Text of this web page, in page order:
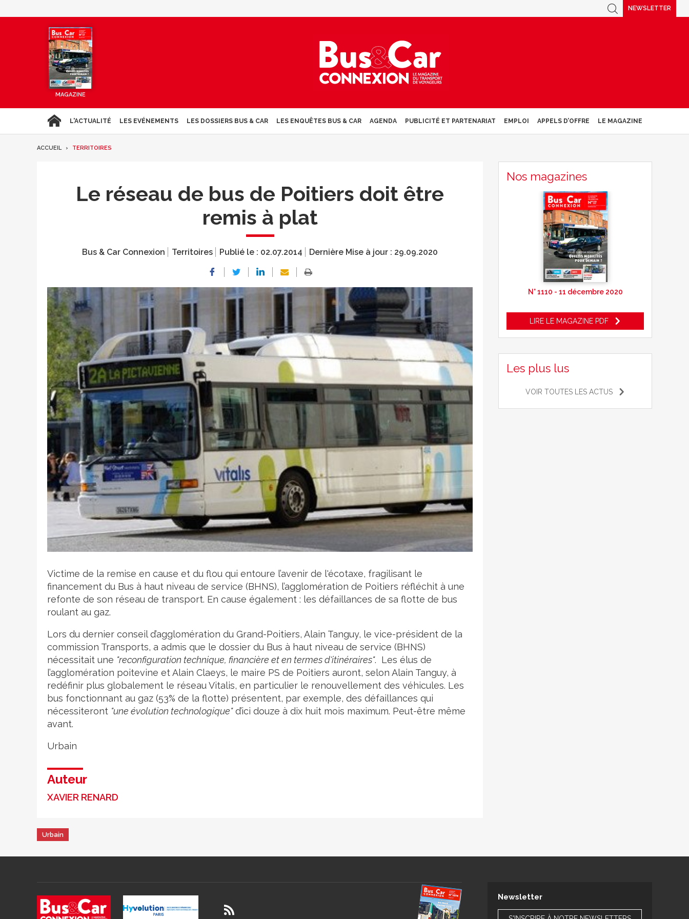
NEWSLETTER
MAGAZINE
L'ACTUALITÉ LES EVÉNEMENTS LES DOSSIERS BUS & CAR LES ENQUÊTES BUS & CAR AGENDA PUBLICITÉ ET PARTENARIAT EMPLOI APPELS D’OFFRE LE MAGAZINE
ACCUEIL TERRITOIRES
Le réseau de bus de Poitiers doit être
remis à plat
Bus & Car Connexion Territoires Publié le : 02.07.2014 Dernière Mise à jour : 29.09.2020
Crédit photo
Victime de la remise en cause et du flou qui entoure l’avenir de l'écotaxe, fragilisant le
financement du Bus à haut niveau de service (BHNS), l’agglomération de Poitiers réfléchit à une
refonte de son réseau de transport. En cause également : les défaillances de sa flotte de bus
roulant au gaz.
Lors du dernier conseil d’agglomération du Grand-Poitiers, Alain Tanguy, le vice-président de la
commission Transports, a admis que le dossier du Bus à haut niveau de service (BHNS)
nécessitait une "reconfiguration technique, financière et en termes d'itinéraires". Les élus de
l’agglomération poitevine et Alain Claeys, le maire PS de Poitiers auront, selon Alain Tanguy, à
redéfinir plus globalement le réseau Vitalis, en particulier le renouvellement des véhicules. Les
bus fonctionnant au gaz (53% de la flotte) présentent, par exemple, des défaillances qui
nécessiteront "une évolution technologique"d’ici douze à dix huit mois maximum. Peut-être même
avant.
Urbain
Auteur
XAVIER RENARD
Urbain
Nos magazines
N° 1110 - 11 décembre 2020
LIRE LE MAGAZINE PDF
Les plus lus
VOIR TOUTES LES ACTUS
Newsletter